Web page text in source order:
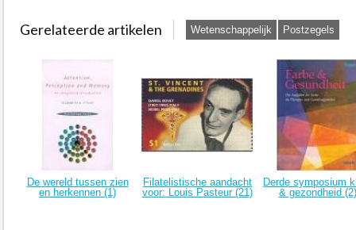
Gerelateerde artikelen Wetenschappelijk Postzegels
De wereld tussen zien
en herkennen (1)
Filatelistische aandacht
voor: Louis Pasteur (21)
Derde symposium
& gezondheid (2)